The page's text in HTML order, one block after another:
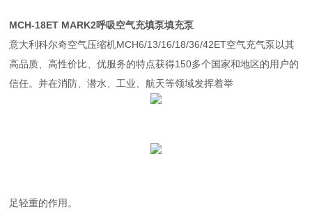
MCH-18ET MARK2呼吸空气充填泵填充泵
意大利科尔奇空气压缩机MCH6/13/16/18/36/42ET空气充气泵以其
高品质、高性价比、优服务的特点获得150多个国家和地区的用户的
信任。并在消防、潜水、工业、航天等领域发挥着举
足轻重的作用。